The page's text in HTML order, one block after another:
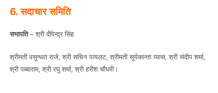
6. सदाचार समिति
सभापति– श्री दीपेन्‍द्र सिंह
श्रीमती वसुन्‍धरा राजे, श्री सचिन पायलट, श्रीमती सूर्यकान्‍ता व्‍यास, श्री संदीप शर्मा,
श्री पब्‍बाराम, श्री रघु शर्मा, श्री हरीश चौधरी।